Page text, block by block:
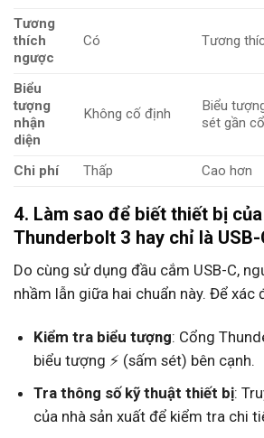
Tương
thích
ngược
Có Tương
Biểu
tượng
nhận
diện
Không cố định
Biểu
sét gần
Chi phí Thấp Cao hơn
4. Làm sao để biết thiết bị
Thunderbolt 3 hay chỉ là USB-
Do cùng sử dụng đầu cắm USB-C,
nhầm lẫn giữa hai chuẩn này. Để xác
Kiểm tra biểu tượng: Cổng
biểu tượng ⚡ (sấm sét) bên cạnh.
Tra thông số kỹ thuật thiết bị:
của nhà sản xuất để kiểm tra chi